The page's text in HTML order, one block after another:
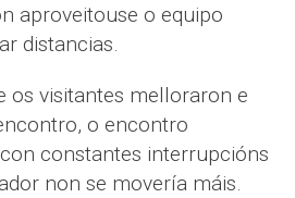
aproveitouse o equipo
distancias.
os visitantes melloraron e
o encontro
constantes interrupcións
non se movería máis.